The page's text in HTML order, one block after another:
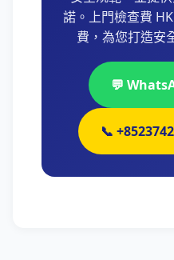
諾。上門檢查費
費，為您打造安
💬
📞